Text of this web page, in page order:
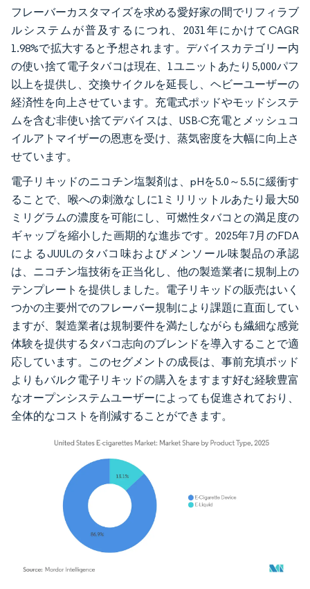
フレーバーカスタマイズを求める愛好家の間でリフィラブ
ルシステムが普及するにつれ、2031年にかけてCAGR
1.98%で拡大すると予想されます。デバイスカテゴリー内
の使い捨て電子タバコは現在、1ユニットあたり5,000パフ
以上を提供し、交換サイクルを延長し、ヘビーユーザーの
経済性を向上させています。充電式ポッドやモッドシステ
ムを含む非使い捨てデバイスは、USB-C充電とメッシュコ
イルアトマイザーの恩恵を受け、蒸気密度を大幅に向上さ
せています。
電子リキッドのニコチン塩製剤は、pHを5.0～5.5に緩衝す
ることで、喉への刺激なしに1ミリリットルあたり最大50
ミリグラムの濃度を可能にし、可燃性タバコとの満足度の
ギャップを縮小した画期的な進歩です。2025年7月のFDA
によるJUULのタバコ味およびメンソール味製品の承認
は、ニコチン塩技術を正当化し、他の製造業者に規制上の
テンプレートを提供しました。電子リキッドの販売はいく
つかの主要州でのフレーバー規制により課題に直面してい
ますが、製造業者は規制要件を満たしながらも繊細な感覚
体験を提供するタバコ志向のブレンドを導入することで適
応しています。このセグメントの成長は、事前充填ポッド
よりもバルク電子リキッドの購入をますます好む経験豊富
なオープンシステムユーザーによっても促進されており、
全体的なコストを削減することができます。